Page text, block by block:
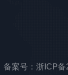
影像仪
备案号：浙ICP备